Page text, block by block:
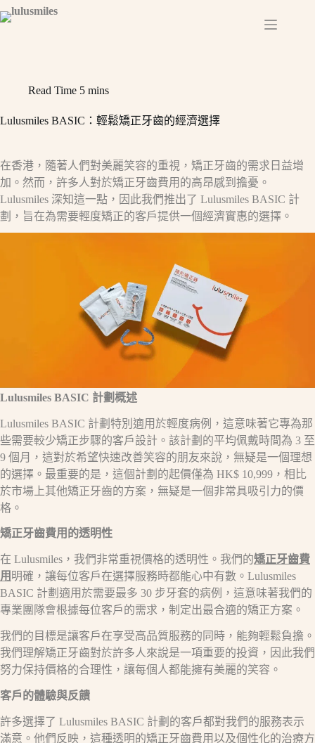
Skip
to
Read Time 5 mins
Lulusmiles BASIC：輕鬆矯正牙齒的經濟選擇
在香港，隨著人們對美麗笑容的重視，矯正牙齒的需求日益增
加。然而，許多人對於矯正牙齒費用的高昂感到擔憂。
Lulusmiles 深知這一點，因此我們推出了 Lulusmiles BASIC 計
劃，旨在為需要輕度矯正的客戶提供一個經濟實惠的選擇。
Lulusmiles BASIC 計劃概述
Lulusmiles BASIC 計劃特別適用於輕度病例，這意味著它專為那
些需要較少矯正步驟的客戶設計。該計劃的平均佩戴時間為 3 至
9 個月，這對於希望快速改善笑容的朋友來說，無疑是一個理想
的選擇。最重要的是，這個計劃的起價僅為 HK$ 10,999，相比
於市場上其他矯正牙齒的方案，無疑是一個非常具吸引力的價
格。
矯正牙齒費用的透明性
在 Lulusmiles，我們非常重視價格的透明性。我們的矯正牙齒費
用 明確，讓每位客戶在選擇服務時都能心中有數。Lulusmiles
BASIC 計劃適用於需要最多 30 步牙套的病例，這意味著我們的
專業團隊會根據每位客戶的需求，制定出最合適的矯正方案。
我們的目標是讓客戶在享受高品質服務的同時，能夠輕鬆負擔。
我們理解矯正牙齒對於許多人來說是一項重要的投資，因此我們
努力保持價格的合理性，讓每個人都能擁有美麗的笑容。
客戶的體驗與反饋
許多選擇了 Lulusmiles BASIC 計劃的客戶都對我們的服務表示
滿意。他們反映，這種透明的矯正牙齒費用以及個性化的治療方